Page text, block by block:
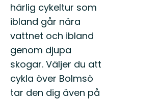
härlig cykeltur som
ibland går nära
vattnet och ibland
genom djupa
skogar. Väljer du att
cykla över Bolmsö
tar den dig även på